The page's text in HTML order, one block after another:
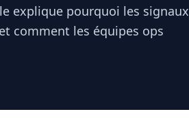
explique pourquoi les signaux
comment les équipes ops